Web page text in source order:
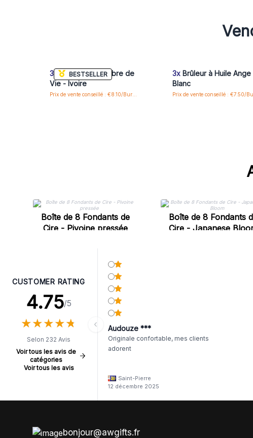
BESTSELLER
3x Brûleur Huile Arbre de
Vie - Ivoire
3x Brûleur à Huile Ange
Blanc
Boîte de 8 Fondants de
Cire - Pivoine pressée
Boîte de 8 Fondants
Cire - Japanese
CUSTOMER RATING
4.75/5
★★★★★
★★★★★
Selon 232 Avis
Voir tous les avis de
catégories
Voir tous les avis
Audouze ***
Originale confortable, mes clients
adorent
Saint-Pierre
12 décembre 2025
bonjour@awgifts.fr